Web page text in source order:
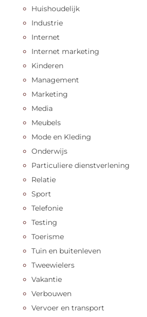
Huishoudelijk
Industrie
Internet
Internet marketing
Kinderen
Management
Marketing
Media
Meubels
Mode en Kleding
Onderwijs
Particuliere dienstverlening
Relatie
Sport
Telefonie
Testing
Toerisme
Tuin en buitenleven
Tweewielers
Vakantie
Verbouwen
Vervoer en transport